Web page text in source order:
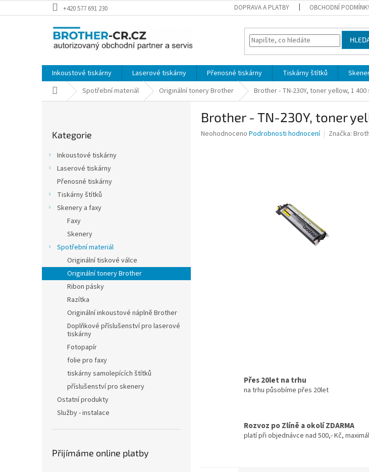
na
+420 577 691 230 DOPRAVA A PLATBY OBCHODNÍ
Inkoustové tiskárny Laserové tiskárny Přenosné tiskárny Tiskárny štítků
Domů Spotřební materiál Originální tonery Brother Brother - TN-230Y, toner yellow, 1 400
kategorie
Kategorie
Inkoustové tiskárny
Laserové tiskárny
Přenosné tiskárny
Tiskárny štítků
Skenery a faxy
Faxy
Skenery
Spotřební materiál
Originální tiskové válce
Originální tonery Brother
Ribon pásky
Razítka
Originální inkoustové náplně Brother
Doplňkové příslušenství pro laserové
tiskárny
Fotopapír
folie pro faxy
tiskárny samolepících štítků
příslušenství pro skenery
Ostatní produkty
Služby - instalace
Přijímáme online platby
Brother - TN-230Y, toner
Průměrné
Neohodnoceno Podrobnosti hodnocení Značka:
Přes 20let na trhu
na trhu působíme přes 20let
Rozvoz po Zlíně a okolí ZDARMA
platí při objednávce nad 500,- Kč,